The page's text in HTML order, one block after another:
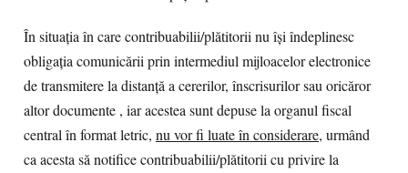
În situaţia în care contribuabilii/plătitorii nu îşi îndeplinesc
obligaţia comunicării prin intermediul mijloacelor electronice
de transmitere la distanţă a cererilor, înscrisurilor sau oricăror
altor documente , iar acestea sunt depuse la organul fiscal
central în format letric, nu vor fi luate în considerare, urmând
ca acesta să notifice contribuabilii/plătitorii cu privire la